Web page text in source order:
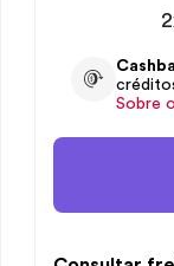
Sobre o